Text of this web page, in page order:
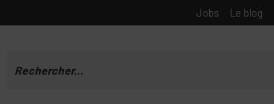
Jobs Le blog